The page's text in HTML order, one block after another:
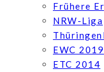
Frühere
NRW-Liga
EWC 2019
ETC 2014